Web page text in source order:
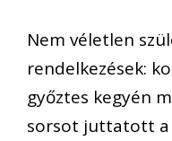
Nem véletlen
rendelkezések:
győztes kegyén
sorsot juttatott a